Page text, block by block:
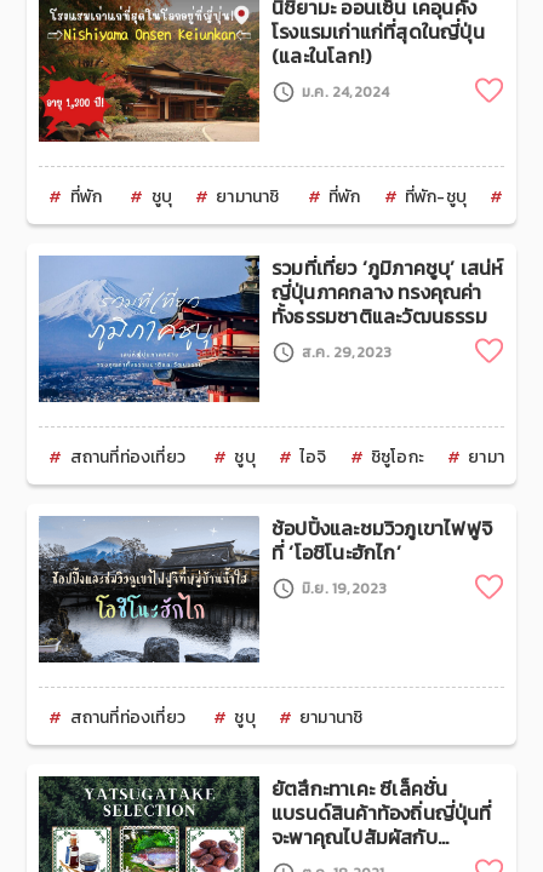
นิชิยามะ ออนเซ็น เคอุนคัง
โรงแรมเก่าแก่ที่สุดในญี่ปุ่น
(และในโลก!)
ม.ค. 24,2024
ที่พัก ชูบุ ยามานาชิ ที่พัก ที่พัก-ชูบุ
รวมที่เที่ยว ‘ภูมิภาคชูบุ’ เสน่ห์
ญี่ปุ่นภาคกลาง ทรงคุณค่า
ทั้งธรรมชาติและวัฒนธรรม
ส.ค. 29,2023
สถานที่ท่องเที่ยว ชูบุ ไอจิ ชิซูโอกะ ยามานาชิ
ช้อปปิ้งและชมวิวภูเขาไฟฟูจิ
ที่ ‘โอชิโนะฮักไก’
มิ.ย. 19,2023
สถานที่ท่องเที่ยว ชูบุ ยามานาชิ
ยัตสึกะทาเคะ ซีเล็คชั่น
แบรนด์สินค้าท้องถิ่นญี่ปุ่นที่
จะพาคุณไปสัมผัสกับ
ธรรมชาติอันแสนบริสุทธิ์